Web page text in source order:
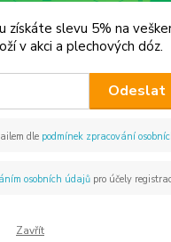
Prémiová
slevu 5% na
v akci a plechových dóz.
Odeslat
dle podmínek zpracování
osobních údajůpro účely
Zavřít